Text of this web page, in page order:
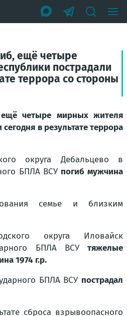
ещё четыре
пострадали
террора со стороны
четыре мирных жителя
в результате террора
округа Дебальцево в
БПЛА ВСУ погиб мужчина
семье и близким
округа Иловайск
БПЛА ВСУ тяжелые
1974 г.р.
БПЛА ВСУ пострадал
сброса взрывоопасного